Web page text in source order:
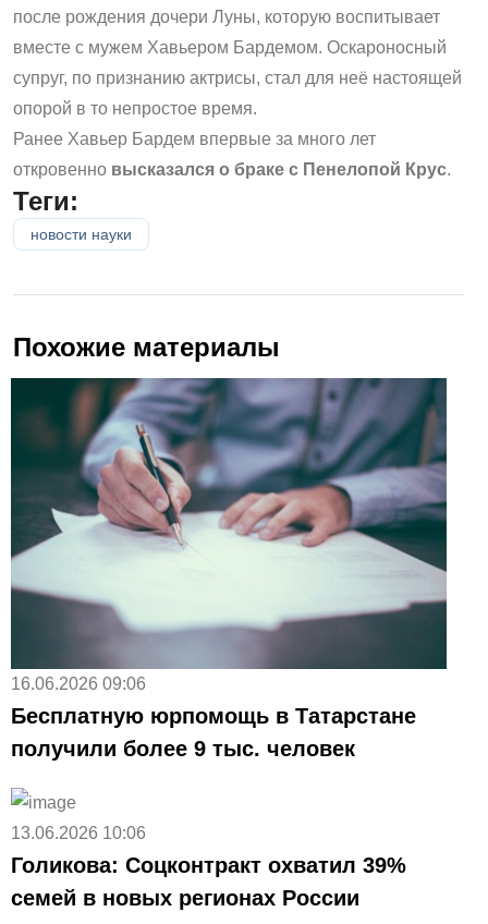
после рождения дочери Луны, которую воспитывает
вместе с мужем Хавьером Бардемом. Оскароносный
супруг, по признанию актрисы, стал для неё настоящей
опорой в то непростое время.
Ранее Хавьер Бардем впервые за много лет
откровенно высказался о браке с Пенелопой Крус.
Теги:
новости науки
Похожие материалы
16.06.2026 09:06
Бесплатную юрпомощь в Татарстане
получили более 9 тыс. человек
13.06.2026 10:06
Голикова: Соцконтракт охватил 39%
семей в новых регионах России